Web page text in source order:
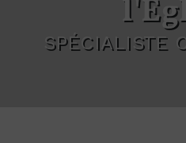
SPÉCIALISTE